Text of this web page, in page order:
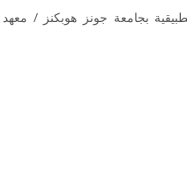
بجامعة جونز هوبكنز / معهد